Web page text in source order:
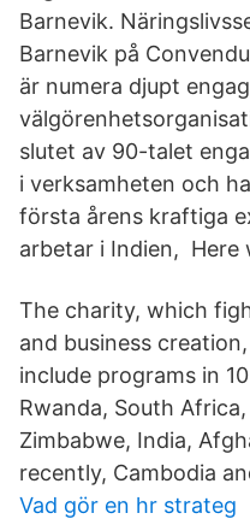
Barnevik.
Barnevik på
är numera djupt
slutet av 90-talet
i verksamheten och
första årens kraftiga
arbetar i Indien, Here
The charity, which
and business
include programs in
Rwanda, South
Zimbabwe, India,
recently, Cambodia
Vad gör en hr strateg